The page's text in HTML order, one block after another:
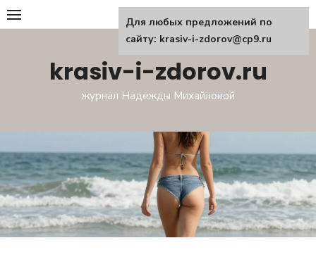
Перейти
к
krasiv-i-zdorov.ru
журнал Надежды Михайловой
Для любых предложений по
сайту: krasiv-i-zdorov@cp9.ru